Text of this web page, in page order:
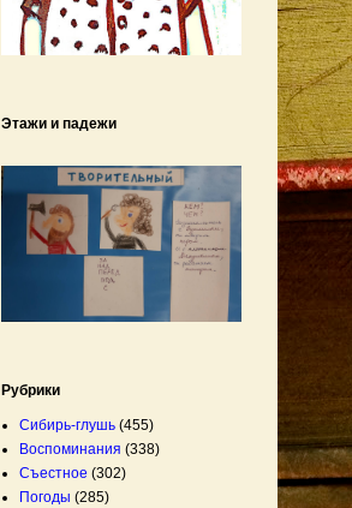
Этажи и падежи
Рубрики
Сибирь-глушь (455)
Воспоминания (338)
Съестное (302)
Погоды (285)